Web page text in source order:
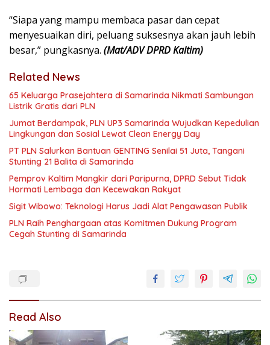
“Siapa yang mampu membaca pasar dan cepat
menyesuaikan diri, peluang suksesnya akan jauh lebih
besar,” pungkasnya. (Mat/ADV DPRD Kaltim)
Related News
65 Keluarga Prasejahtera di Samarinda Nikmati Sambungan
Listrik Gratis dari PLN
Jumat Berdampak, PLN UP3 Samarinda Wujudkan Kepedulian
Lingkungan dan Sosial Lewat Clean Energy Day
PT PLN Salurkan Bantuan GENTING Senilai 51 Juta, Tangani
Stunting 21 Balita di Samarinda
Pemprov Kaltim Mangkir dari Paripurna, DPRD Sebut Tidak
Hormati Lembaga dan Kecewakan Rakyat
Sigit Wibowo: Teknologi Harus Jadi Alat Pengawasan Publik
PLN Raih Penghargaan atas Komitmen Dukung Program
Cegah Stunting di Samarinda
Read Also